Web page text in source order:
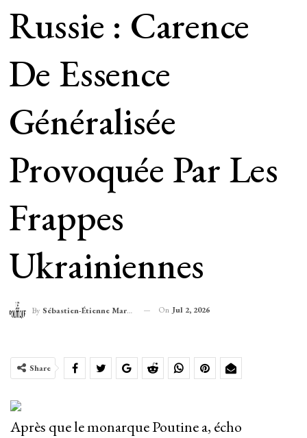
Russie : Carence
De Essence
Généralisée
Provoquée Par Les
Frappes
Ukrainiennes
By Sébastien-Étienne Marechal On Jul 2, 2026
Share
Après que le monarque Poutine a, écho